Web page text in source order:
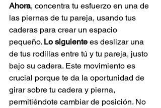
Ahora, concentra tu esfuerzo en una de
las piernas de tu pareja, usando tus
caderas para crear un espacio
pequeño. Lo siguiente es deslizar una
de tus rodillas entre tú y tu pareja, justo
bajo su cadera. Este movimiento es
crucial porque te da la oportunidad de
girar sobre tu cadera y pierna,
permitiéndote cambiar de posición. No